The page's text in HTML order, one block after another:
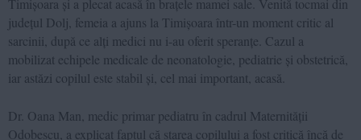
Timișoara și a plecat acasă în brațele mamei sale. Venită tocmai din
județul Dolj, femeia a ajuns la Timișoara într-un moment critic al
sarcinii, după ce alți medici nu i-au oferit speranțe. Cazul a
mobilizat echipele medicale de neonatologie, pediatrie și obstetrică,
iar astăzi copilul este stabil și, cel mai important, acasă.
Dr. Oana Man, medic primar pediatru în cadrul Maternității
Odobescu, a explicat faptul că starea copilului a fost critică încă de